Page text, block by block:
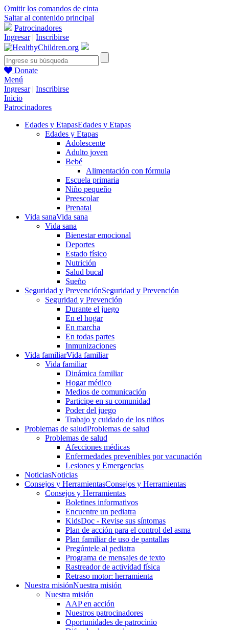
Omitir los comandos de cinta
Saltar al contenido principal
Patrocinadores
Ingresar| Inscribirse
Donate
Menú
Ingresar| Inscribirse
Inicio
Patrocinadores
Edades y EtapasEdades y Etapas
Edades y Etapas
Adolescente
Adulto joven
Bebé
Alimentación con fórmula
Escuela primaria
Niño pequeño
Preescolar
Prenatal
Vida sanaVida sana
Vida sana
Bienestar emocional
Deportes
Estado físico
Nutrición
Salud bucal
Sueño
Seguridad y PrevenciónSeguridad y Prevención
Seguridad y Prevención
Durante el juego
En el hogar
En marcha
En todas partes
Inmunizaciones
Vida familiarVida familiar
Vida familiar
Dinámica familiar
Hogar médico
Medios de comunicación
Participe en su comunidad
Poder del juego
Trabajo y cuidado de los niños
Problemas de saludProblemas de salud
Problemas de salud
Afecciones médicas
Enfermedades prevenibles por vacunación
Lesiones y Emergencias
NoticiasNoticias
Consejos y HerramientasConsejos y Herramientas
Consejos y Herramientas
Boletines informativos
Encuentre un pediatra
KidsDoc - Revise sus síntomas
Plan de acción para el control del asma
Plan familiar de uso de pantallas
Pregúntele al pediatra
Programa de mensajes de texto
Rastre​​ador de activida​d física
Retraso motor: herramienta
Nuestra misiónNuestra misión
Nuestra misión
AAP en acción
Nuestros patrocinadores
Oportunidades de patrocinio